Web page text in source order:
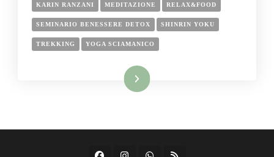
KARIN RANZANI MEDITAZIONE RELAX&FOOD
SEMINARIO BENESSERE DETOX SHINRIN YOKU
TREKKING YOGA SCIAMANICO
Leggi tutto